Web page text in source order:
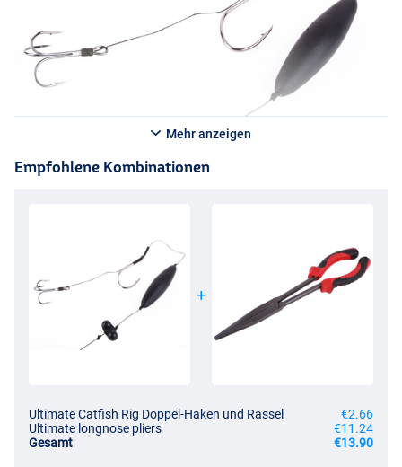
Mehr anzeigen
Empfohlene Kombinationen
Ultimate Catfish Rig Doppel-Haken und Rassel
€2.66
Ultimate longnose pliers
€11.24
Gesamt
€13.90